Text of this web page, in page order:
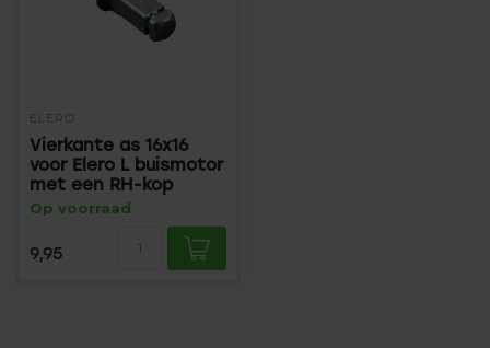
ELERO
Vierkante as 16x16
voor Elero L buismotor
met een RH-kop
Op voorraad
9,95